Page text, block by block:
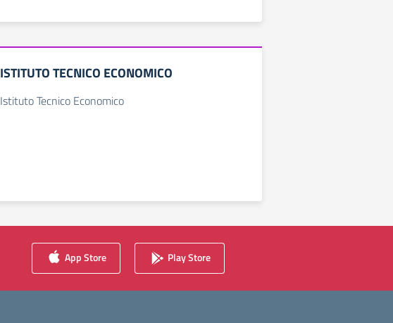
ISTITUTO TECNICO ECONOMICO
Istituto Tecnico Economico
App Store Play Store